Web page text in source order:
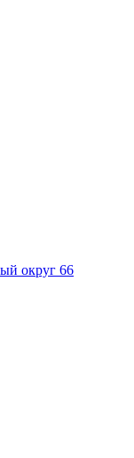
округ 66